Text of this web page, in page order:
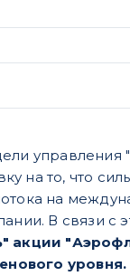
управления
на то, что
на
В связи с
уровня.